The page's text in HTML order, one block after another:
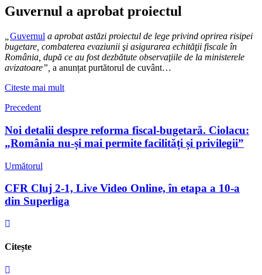
Guvernul a aprobat proiectul
Guvernul a aprobat astăzi proiectul de lege privind oprirea risipei
bugetare, combaterea evaziunii şi asigurarea echităţii fiscale în
România, după ce au fost dezbătute observaţiile de la ministerele
avizatoare”, a anunțat purtătorul de cuvânt…
Citeste mai mult
Precedent
Noi detalii despre reforma fiscal-bugetară. Ciolacu:
„România nu-și mai permite facilități și privilegii”
Următorul
CFR Cluj 2-1, Live Video Online, în etapa a 10-a
din Superliga
Citește